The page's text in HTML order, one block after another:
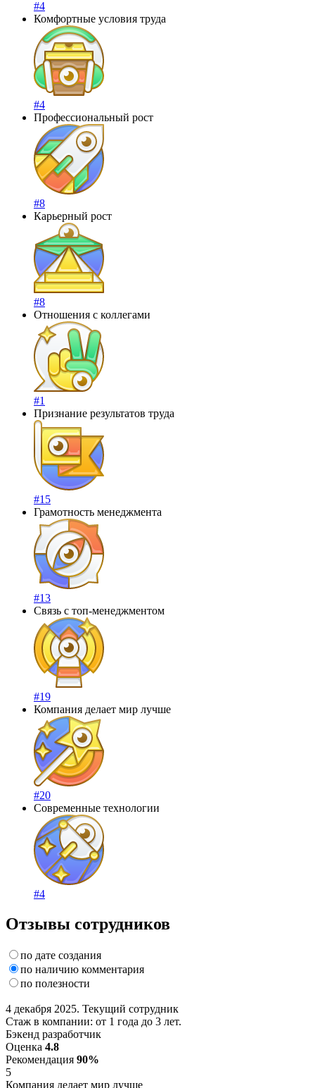
#4
Комфортные условия труда
#4
Профессиональный рост
#8
Карьерный рост
#8
Отношения с коллегами
#1
Признание результатов труда
#15
Грамотность менеджмента
#13
Связь с топ-менеджментом
#19
Компания делает мир лучше
#20
Современные технологии
#4
Отзывы сотрудников
по дате создания
по наличию комментария
по полезности
4 декабря 2025. Текущий сотрудник
Стаж в компании: от 1 года до 3 лет.
Бэкенд разработчик
Оценка 4.8
Рекомендация 90%
5
Компания делает мир лучше